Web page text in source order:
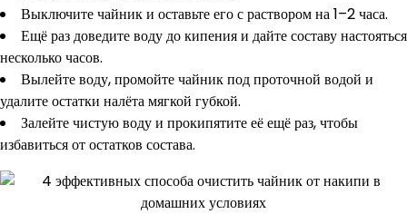
Выключите чайник и оставьте его с раствором на 1–2 часа.
Ещё раз доведите воду до кипения и дайте составу настояться
несколько часов.
Вылейте воду, промойте чайник под проточной водой и
удалите остатки налёта мягкой губкой.
Залейте чистую воду и прокипятите её ещё раз, чтобы
избавиться от остатков состава.